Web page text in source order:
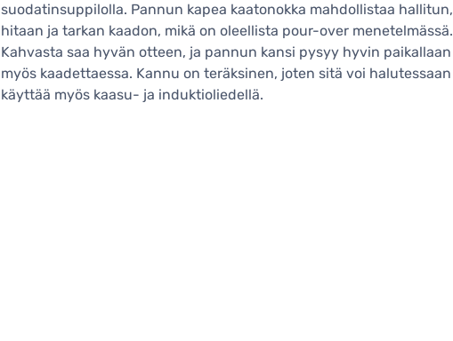
suodatinsuppilolla. Pannun kapea kaatonokka mahdollistaa hallitun,
hitaan ja tarkan kaadon, mikä on oleellista pour-over menetelmässä.
Kahvasta saa hyvän otteen, ja pannun kansi pysyy hyvin paikallaan
myös kaadettaessa. Kannu on teräksinen, joten sitä voi halutessaan
käyttää myös kaasu- ja induktioliedellä.